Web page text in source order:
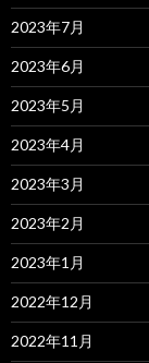
2023年7月
2023年6月
2023年5月
2023年4月
2023年3月
2023年2月
2023年1月
2022年12月
2022年11月